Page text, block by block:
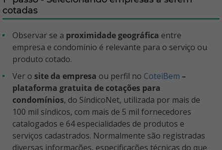
cotadas
Observar se a proximidade geográfica entre
empresa e condomínio é relevante para o serviço ou
produto cotado.
Ver o site da empresa ou perfil no CoteiBem –
plataforma gratuita de cotações para
condomínios, do SíndicoNet, utilizada por mais de
100 mil síndicos, com mais de 5 mil fornecedores
catalogados e 64 especialidades de produtos e
serviços cadastrados. Normalmente são registradas
diversas informações, especificações técnicas do que